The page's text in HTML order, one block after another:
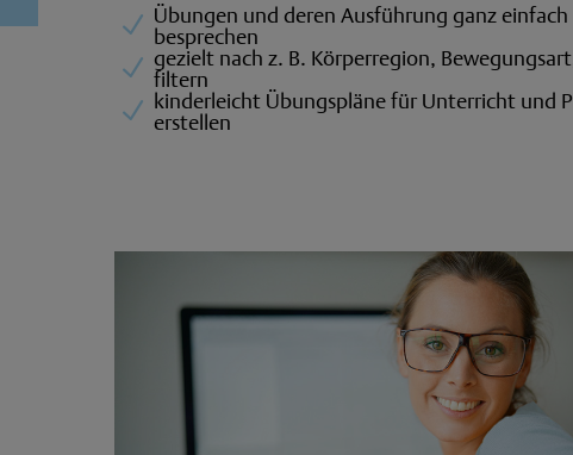
N Übungen und deren Ausführung ganz
besprechen
N gezielt nach z. B. Körperregion,
filtern
N kinderleicht Übungspläne für Unterricht und
erstellen